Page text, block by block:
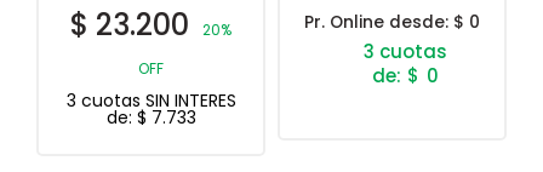
Pr. Online desde:
$98.353
OFF